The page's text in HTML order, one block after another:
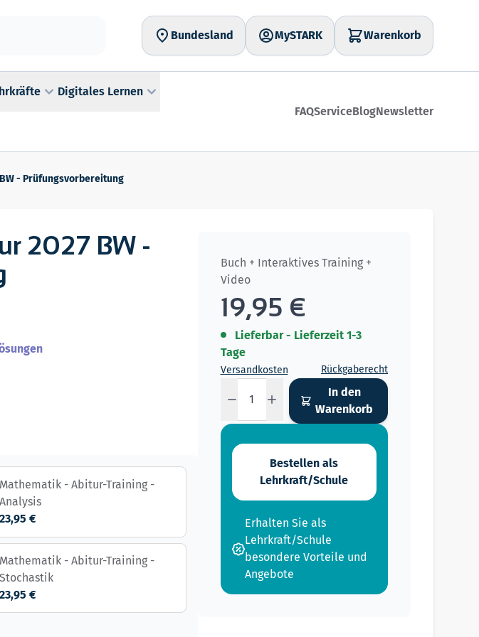
Bundesland MySTARK Warenkorb
Digitales Lernen
FAQServiceBlogNewsletter
- Prüfungsvorbereitung
2027 BW -
Mathematik - Abitur-Training -
Analysis
23,95 €
Mathematik - Abitur-Training -
Stochastik
23,95 €
Buch + Interaktives Training +
Video
19,95 €
Lieferbar - Lieferzeit 1-3
Tage
Versandkosten Rückgaberecht
In den
Warenkorb
Bestellen als
Lehrkraft/Schule
Erhalten Sie als
Lehrkraft/Schule
besondere Vorteile und
Angebote